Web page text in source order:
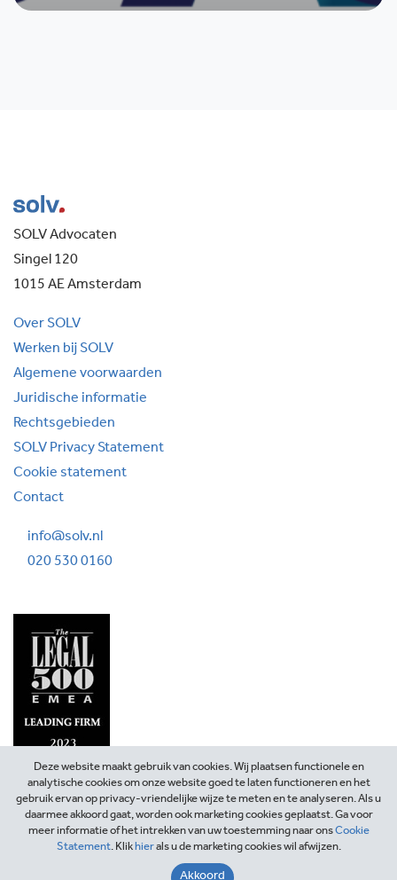
SOLV Advocaten
Singel 120
1015 AE Amsterdam
Over SOLV
Werken bij SOLV
Algemene voorwaarden
Juridische informatie
Rechtsgebieden
SOLV Privacy Statement
Cookie statement
Contact
info@solv.nl
020 530 0160
©2026 SOLV Advocaten
Deze website maakt gebruik van cookies. Wij plaatsen functionele en
analytische cookies om onze website goed te laten functioneren en het
gebruik ervan op privacy-vriendelijke wijze te meten en te analyseren. Als u
daarmee akkoord gaat, worden ook marketing cookies geplaatst. Ga voor
meer informatie of het intrekken van uw toestemming naar onsCookie
Statement. Klikhierals u de marketing cookies wil afwijzen.
Akkoord